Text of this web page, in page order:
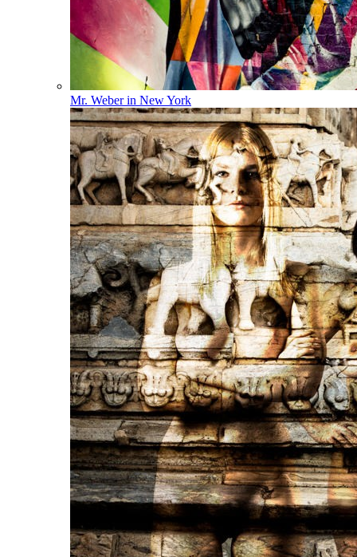
Mr. Weber in New York